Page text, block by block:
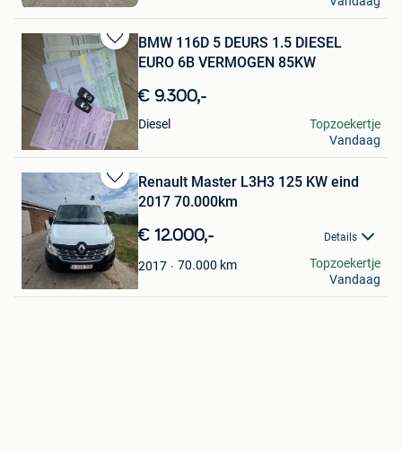
Favorieten
Bewaren
in
Mijn
Favorieten
BMW 116D 5 DEURS 1.5 DIESEL
EURO 6B VERMOGEN 85KW
€ 9.300,-
Diesel
Yaya
Quaregnon
Topzoekertje
Vandaag
Bewaren
in
Mijn
Favorieten
Renault Master L3H3 125 KW eind
2017 70.000km
€ 12.000,- Details
2017 70.000 km
Bart Veulemans
Tienen
Topzoekertje
Vandaag